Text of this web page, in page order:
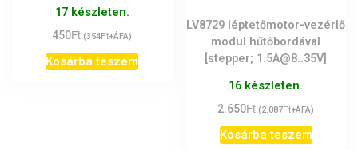
17 készleten.
450Ft (354Ft+ÁFA)
Kosárba teszem
LV8729 léptetőmotor-vezérlő
modul hűtőbordával
[stepper; 1.5A@8..35V]
16 készleten.
2.650Ft (2.087Ft+ÁFA)
Kosárba teszem